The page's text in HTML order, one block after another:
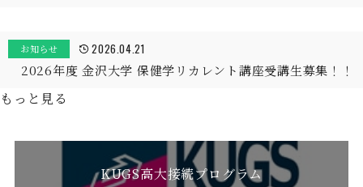
お知らせ 2026.04.21
2026年度 金沢大学 保健学リカレント講座受講生募集！！
もっと見る
KUGS高大接続プログラム